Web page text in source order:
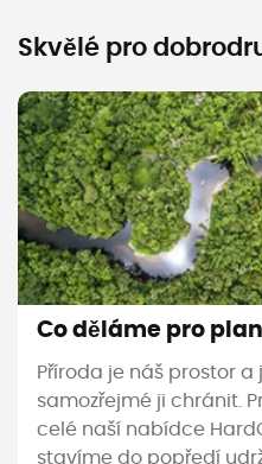
Skvělé pro
Co děláme pro
Příroda je náš prostor a
samozřejmé ji chránit.
celé naší nabídce
stavíme do popředí